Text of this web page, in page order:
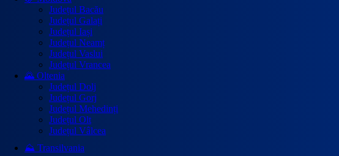
Județul Bacău
Județul Galați
Județul Iași
Județul Neamț
Județul Vaslui
Județul Vrancea
🌄 Oltenia
Județul Dolj
Județul Gorj
Județul Mehedinți
Județul Olt
Județul Vâlcea
⛰️ Transilvania